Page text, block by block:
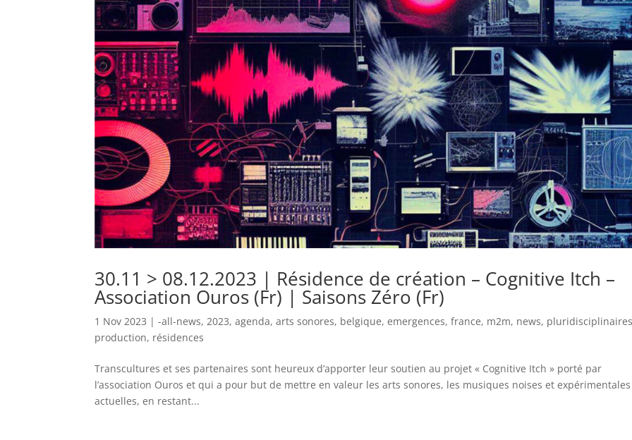
30.11 > 08.12.2023 | Résidence de création – Cognitive Itch –
Association Ouros (Fr) | Saisons Zéro (Fr)
1 Nov 2023 |-all-news, 2023,agenda,arts sonores, belgique,emergences,france, m2m, news,
production, résidences
​Transcultures et ses partenaires sont heureux d’apporter leur soutien au projet « Cognitive Itch » porté par
l’association Ouros et qui a pour but de mettre en valeur les arts sonores, les musiques noises et expérimentales
actuelles, en restant...